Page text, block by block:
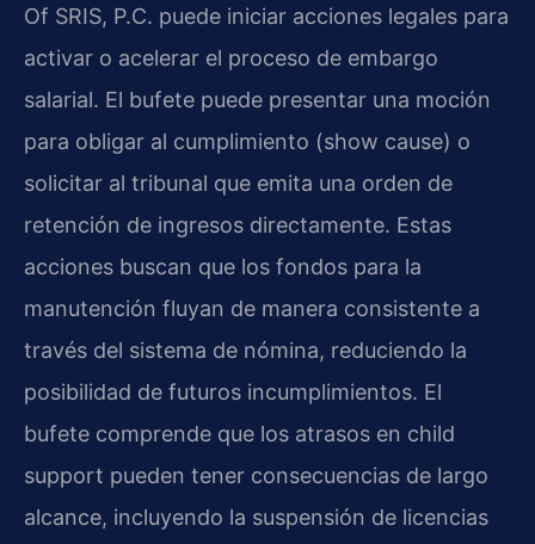
Of SRIS, P.C. puede iniciar acciones legales para
activar o acelerar el proceso de embargo
salarial. El bufete puede presentar una moción
para obligar al cumplimiento (show cause) o
solicitar al tribunal que emita una orden de
retención de ingresos directamente. Estas
acciones buscan que los fondos para la
manutención fluyan de manera consistente a
través del sistema de nómina, reduciendo la
posibilidad de futuros incumplimientos. El
bufete comprende que los atrasos en child
support pueden tener consecuencias de largo
alcance, incluyendo la suspensión de licencias